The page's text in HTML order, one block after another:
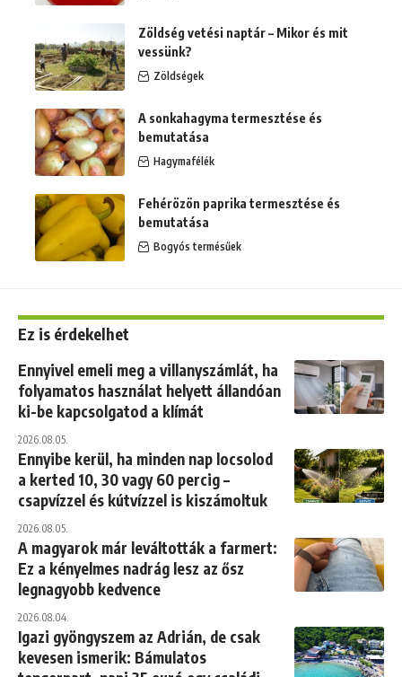
Zöldség vetési naptár – Mikor és mit
vessünk?
Zöldségek
A sonkahagyma termesztése és
bemutatása
Hagymafélék
Fehérözön paprika termesztése és
bemutatása
Bogyós termésűek
Ez is érdekelhet
Ennyivel emeli meg a villanyszámlát, ha
folyamatos használat helyett állandóan
ki-be kapcsolgatod a klímát
2026.08.05.
Ennyibe kerül, ha minden nap locsolod
a kerted 10, 30 vagy 60 percig –
csapvízzel és kútvízzel is kiszámoltuk
2026.08.05.
A magyarok már leváltották a farmert:
Ez a kényelmes nadrág lesz az ősz
legnagyobb kedvence
2026.08.04.
Igazi gyöngyszem az Adrián, de csak
kevesen ismerik: Bámulatos